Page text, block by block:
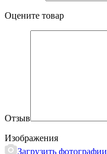
Оцените товар
Отзыв
Изображения
Загрузить фотографии